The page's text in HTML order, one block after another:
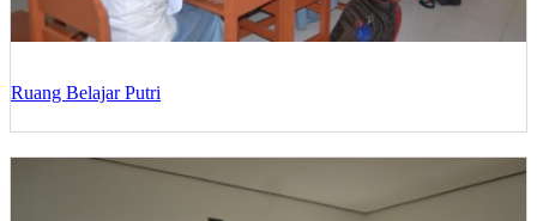
Ruang Belajar Putri